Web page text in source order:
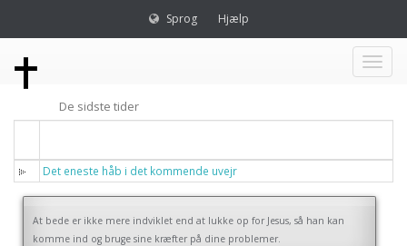
Sprog Hjælp
Toggle
De sidste tider
Det eneste håb i det kommende uvejr
At bede er ikke mere indviklet end at lukke op for Jesus, så han kan
komme ind og bruge sine kræfter på dine problemer.